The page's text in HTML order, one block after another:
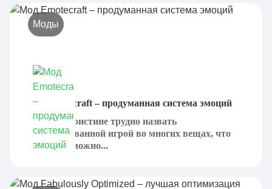
Моды
Мод Emotecraft – продуманная система эмоций
Minecraft поистине трудно назвать
детализированной игрой во многих вещах, что
только возможно...